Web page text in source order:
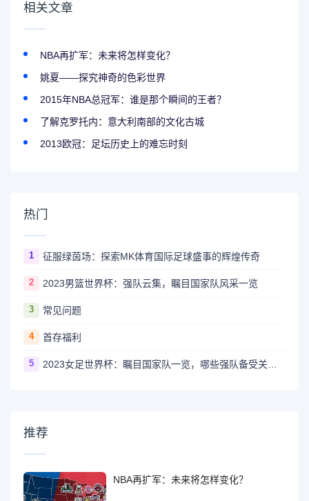
相关文章
NBA再扩军：未来将怎样变化？
姚夏——探究神奇的色彩世界
2015年NBA总冠军：谁是那个瞬间的王者？
了解克罗托内：意大利南部的文化古城
2013欧冠：足坛历史上的难忘时刻
热门
1 征服绿茵场：探索MK体育国际足球盛事的辉煌传奇
2 2023男篮世界杯：强队云集，瞩目国家队风采一览
3 常见问题
4 首存福利
5
推荐
NBA再扩军：未来将怎样变化？